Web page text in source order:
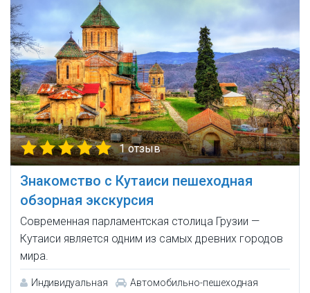
1 отзыв
Знакомство с Кутаиси пешеходная
обзорная экскурсия
Современная парламентская столица Грузии —
Кутаиси является одним из самых древних городов
мира.
Индивидуальная
Автомобильно-пешеходная